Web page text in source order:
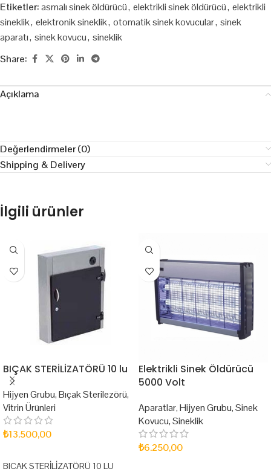
Etiketler:asmalı sinek öldürücü, elektrikli sinek öldürücü, elektrikli
sineklik, elektronik sineklik, otomatik sinek kovucular, sinek
aparatı, sinek kovucu, sineklik
Share:
Açıklama
Değerlendirmeler (0)
Shipping & Delivery
İlgili ürünler
BIÇAK STERİLİZATÖRÜ 10 lu
Hijyen Grubu,Bıçak Sterilezörü,
Vitrin Ürünleri
₺13.500,00
BIÇAK STERİLİZATÖRÜ 10 LU
Elektrikli Sinek Öldürücü
5000 Volt
Aparatlar,Hijyen Grubu,Sinek
Kovucu,Sineklik
₺6.250,00